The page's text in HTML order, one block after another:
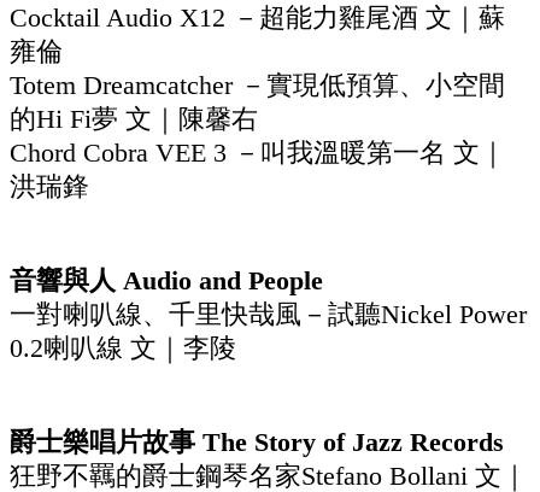
Cocktail Audio X12 －超能力雞尾酒 文｜蘇
雍倫
Totem Dreamcatcher －實現低預算、小空間
的Hi Fi夢 文｜陳馨右
Chord Cobra VEE 3 －叫我溫暖第一名 文｜
洪瑞鋒
音響與人 Audio and People
一對喇叭線、千里快哉風－試聽Nickel Power
0.2喇叭線 文｜李陵
爵士樂唱片故事 The Story of Jazz Records
狂野不羈的爵士鋼琴名家Stefano Bollani 文｜